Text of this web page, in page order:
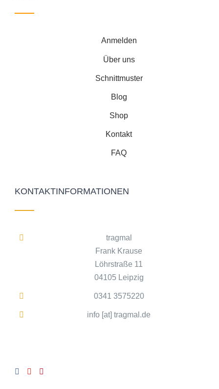
Anmelden
Über uns
Schnittmuster
Blog
Shop
Kontakt
FAQ
KONTAKTINFORMATIONEN
tragmal
Frank Krause
Löhrstraße 11
04105 Leipzig
0341 3575220
info [at] tragmal.de